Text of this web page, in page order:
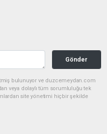
Gönder
bulunuyor ve duzcemeydan.com
veya dolaylı tüm sorumluluğu tek
site yönetimi hiçbir şekilde